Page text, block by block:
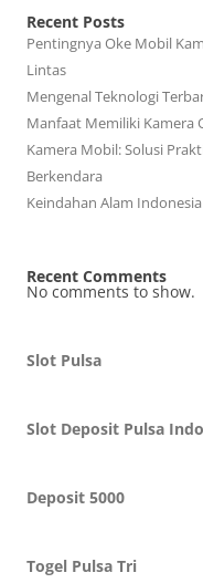
Recent Posts
Pentingnya Oke Mobil
Lintas
Mengenal Teknologi
Manfaat Memiliki Kamera
Kamera Mobil: Solusi
Berkendara
Keindahan Alam
Recent Comments
No comments to show.
Slot Pulsa
Slot Deposit Pulsa
Deposit 5000
Togel Pulsa Tri